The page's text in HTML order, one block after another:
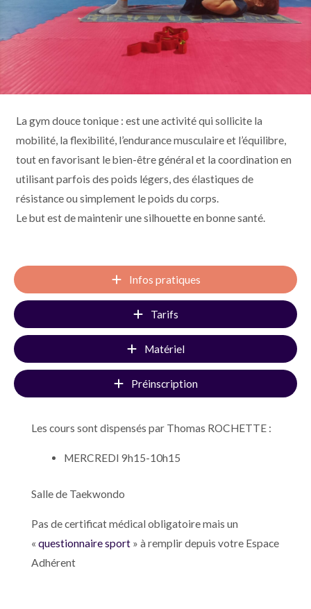
La gym douce tonique : est une activité qui sollicite la
mobilité, la flexibilité, l’endurance musculaire et l’équilibre,
tout en favorisant le bien-être général et la coordination en
utilisant parfois des poids légers, des élastiques de
résistance ou simplement le poids du corps.
Le but est de maintenir une silhouette en bonne santé.
Infos pratiques
Tarifs
Matériel
Préinscription
Les cours sont dispensés par Thomas ROCHETTE :
MERCREDI 9h15-10h15
Salle de Taekwondo
Pas de certificat médical obligatoire mais un
« questionnaire sport » à remplir depuis votre Espace
Adhérent